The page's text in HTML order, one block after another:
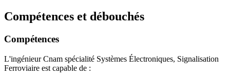
Compétences et débouchés
Compétences
L'ingénieur Cnam spécialité Systèmes Électroniques, Signalisation
Ferroviaire est capable de :